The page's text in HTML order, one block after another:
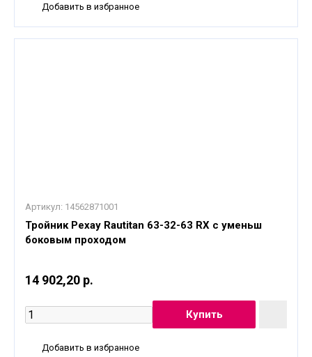
Добавить в избранное
Артикул: 14562871001
Тройник Рехау Rautitan 63-32-63 RX с уменьш
боковым проходом
14 902,20 р.
Добавить в избранное